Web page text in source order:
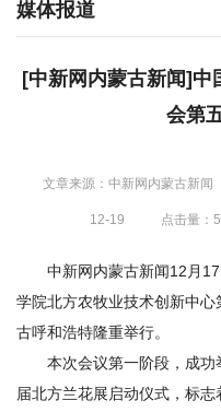
媒体报道
[中新网内蒙古新闻]中
会第
文章来源：中新网内蒙古新闻
12-19 点击量：
中新网内蒙古新闻12月
学院北方农牧业技术创新中
古呼和浩特隆重举行。
本次会议第一阶段，成
届北方兰花展启动仪式，标